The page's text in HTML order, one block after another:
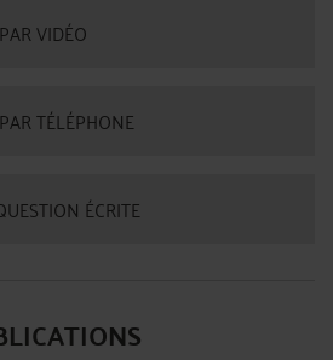
VIDÉO
TÉLÉPHONE
ÉCRITE